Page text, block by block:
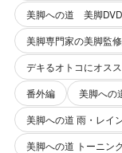
美脚への道 美脚DVD
美脚専門家の美脚監
デキるオトコにオス
番外編
美脚への
美脚への道 雨・レイ
美脚への道 トーニン